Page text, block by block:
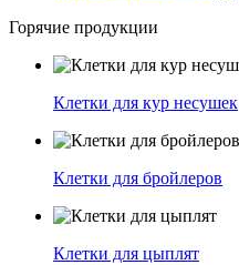
Горячие продукции
Клетки для кур несушек
Клетки для бройлеров
Клетки для цыплят